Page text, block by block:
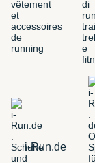
i-Run.de